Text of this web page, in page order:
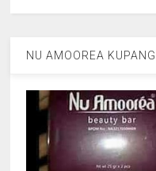
NU AMOOREA KUPANG